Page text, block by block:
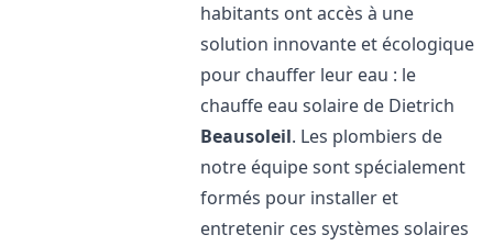
habitants ont accès à une
solution innovante et écologique
pour chauffer leur eau : le
chauffe eau solaire de Dietrich
Beausoleil. Les plombiers de
notre équipe sont spécialement
formés pour installer et
entretenir ces systèmes solaires